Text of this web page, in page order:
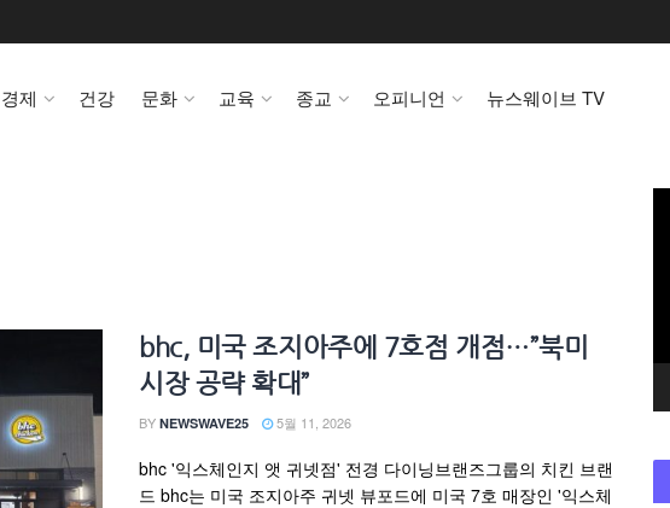
경제 건강 문화 교육 종교 오피니언 뉴스웨이브 TV
bhc, 미국 조지아주에 7호점 개점…”북미
시장 공략 확대”
BY NEWSWAVE25 5월 11, 2026
bhc '익스체인지 앳 귀넷점' 전경 다이닝브랜즈그룹의 치킨 브랜
드 bhc는 미국 조지아주 귀넷 뷰포드에 미국 7호 매장인 '익스체